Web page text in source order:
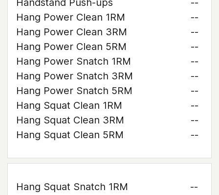
Handstand Push-ups
--
Hang Power Clean 1RM
--
Hang Power Clean 3RM
--
Hang Power Clean 5RM
--
Hang Power Snatch 1RM
--
Hang Power Snatch 3RM
--
Hang Power Snatch 5RM
--
Hang Squat Clean 1RM
--
Hang Squat Clean 3RM
--
Hang Squat Clean 5RM
--
Hang Squat Snatch 1RM
--